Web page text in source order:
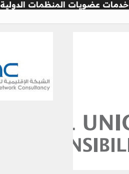
خدمات عضويات المنظمات الدولية